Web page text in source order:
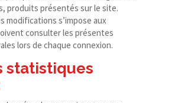
produits présentés sur le site.
modifications s’impose aux
consulter les présentes
lors de chaque connexion.
statistiques